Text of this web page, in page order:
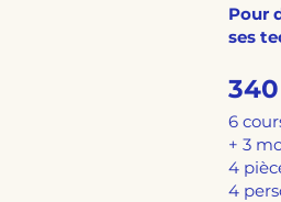
Pour
ses
6
+ 3
4
4